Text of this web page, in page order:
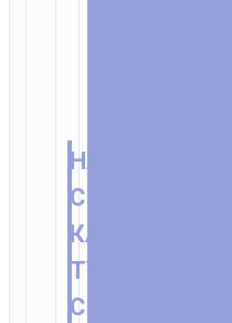
НАБОР
С
КАБЕЛЕМ
TYPE-
C